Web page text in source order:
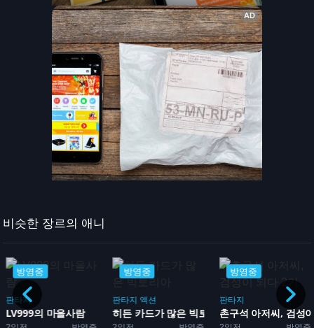
비슷한 장르의 애니
방영중
판타지
LV999의 마을사람
방영중
판타지 액션
히든 카드가 많은 빅토리아
방영중
판타지
촌구석 아저씨, 검성